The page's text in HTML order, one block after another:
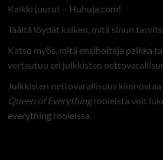
Kaikki juorut – Huhuja.com!
Täältä löydät kaiken, mitä sinun
Katso myös, mitä ensihoitaja palkka
vertautuu eri julkkisten
Julkkisten nettovarallisuus
Queen of Everythingrooleista voit
everything rooleissa.